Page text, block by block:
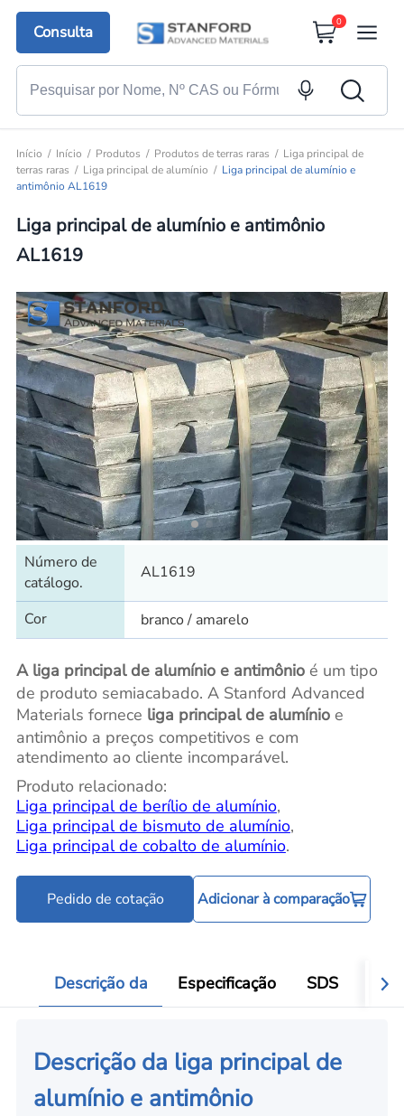
Consulta
0
Início Início Produtos Produtos de terras raras
Liga principal de
terras raras
Liga principal de alumínio
Liga principal de alumínio e
antimônio AL1619
Liga principal de alumínio e antimônio
AL1619
Número de
catálogo.
AL1619
Cor branco / amarelo
A liga principal de alumínio e antimônio é um tipo
de produto semiacabado. A Stanford Advanced
Materials fornece liga principal de alumínioe
antimônio a preços competitivos e com
atendimento ao cliente incomparável.
Produto relacionado:
Liga principal de berílio de alumínio,
Liga principal de bismuto de alumínio,
Liga principal de cobalto de alumínio.
Pedido de cotação Adicionar à comparação
Descrição da Especificação SDS
Descrição da liga principal de
alumínio e antimônio